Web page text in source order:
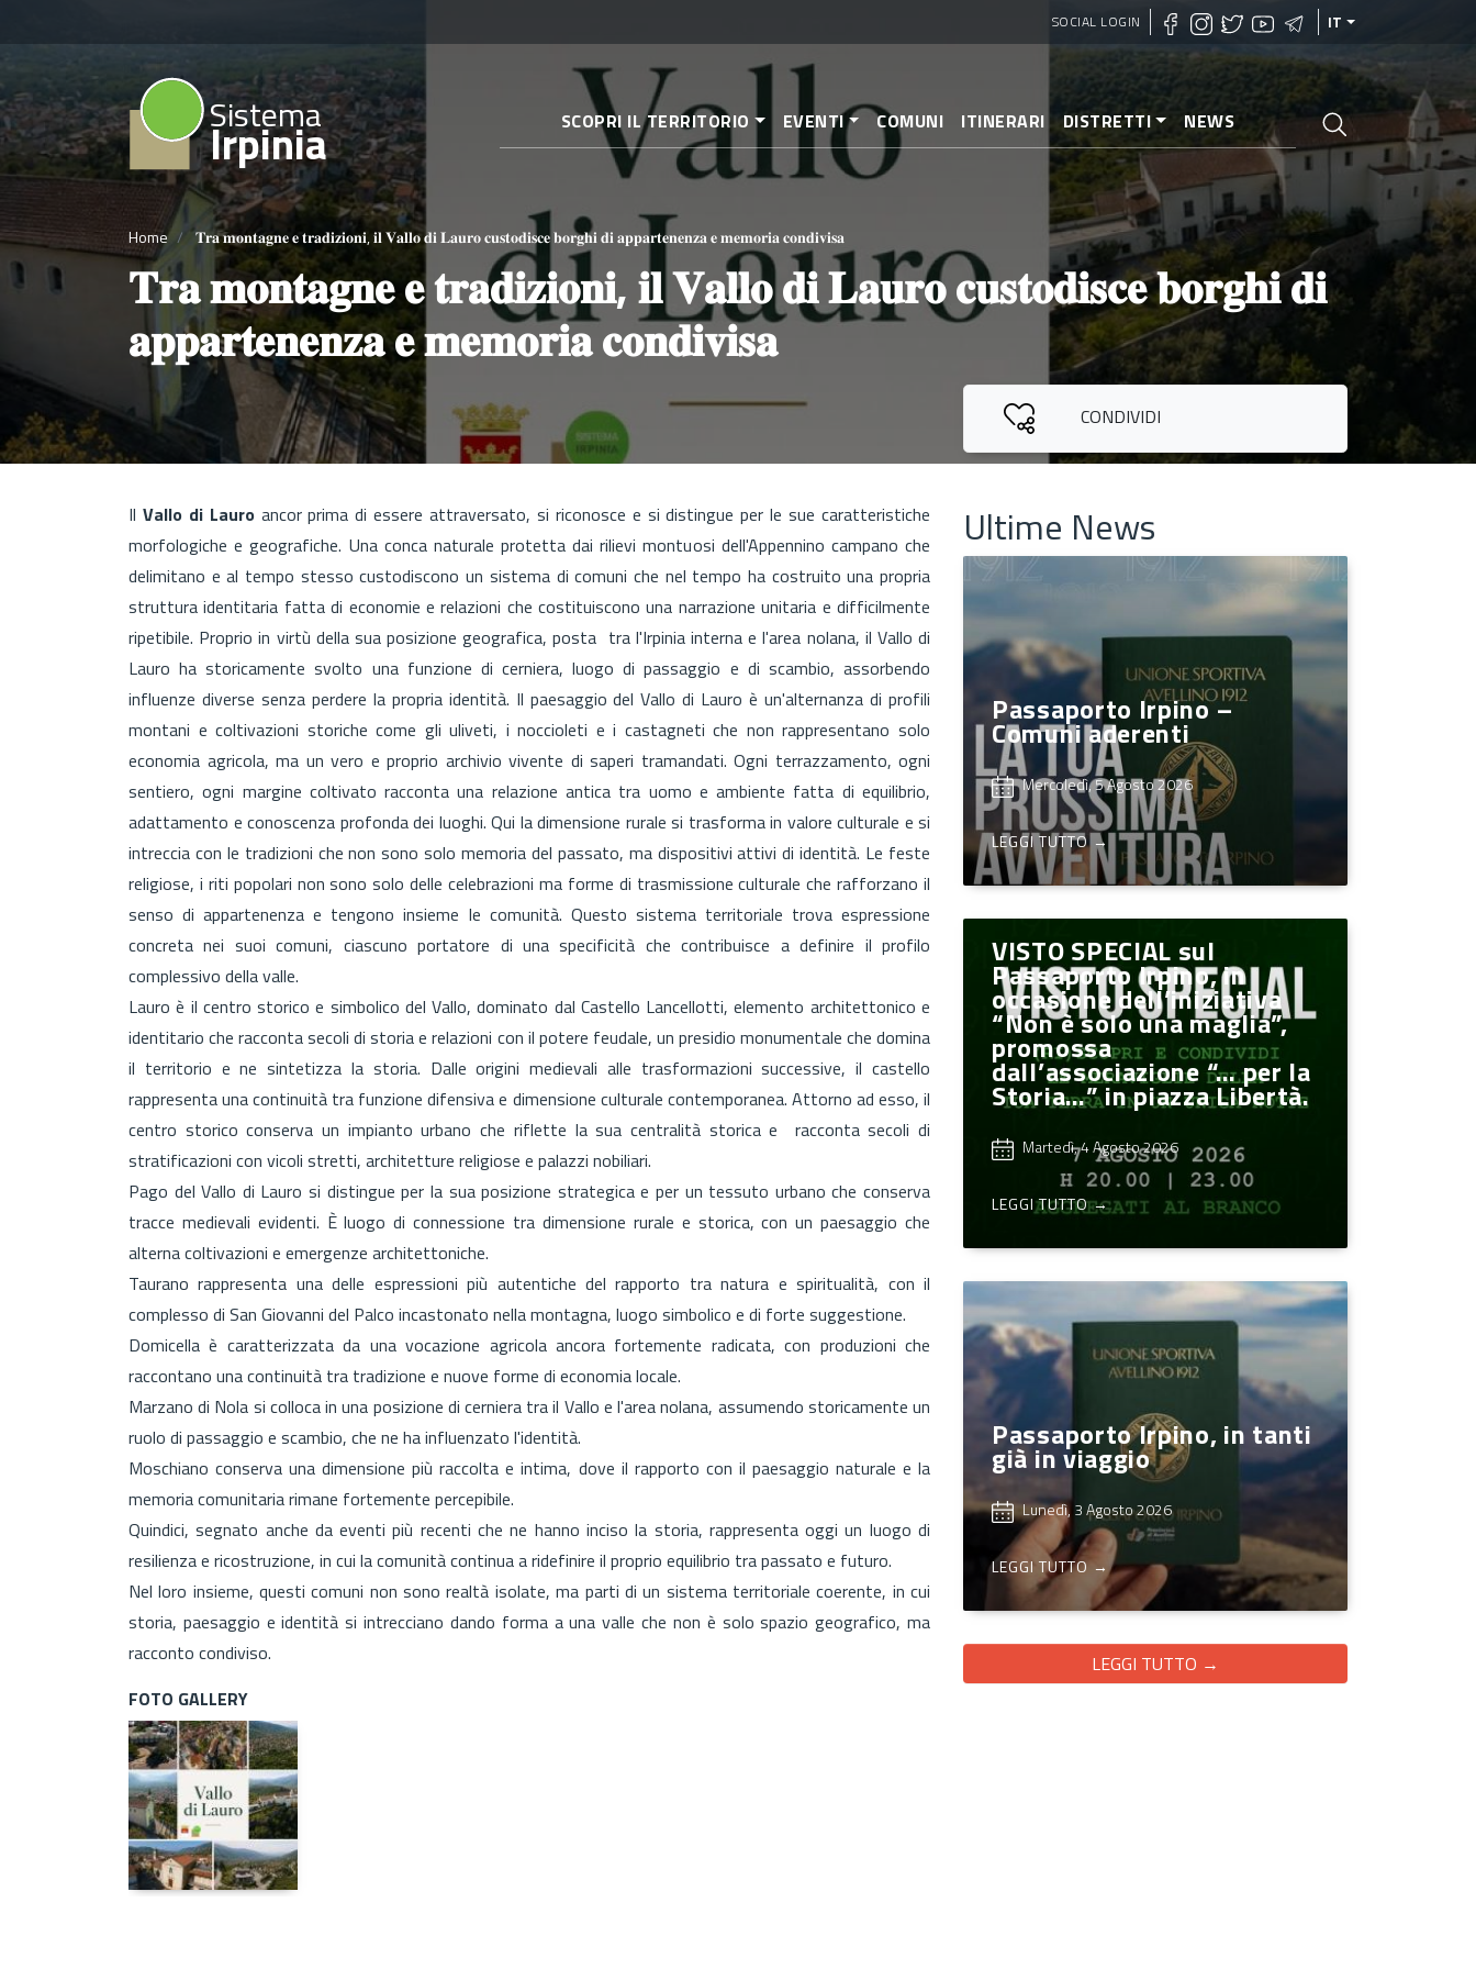
al
contenuto
SOCIAL LOGIN IT
Sistema
Irpinia SCOPRI IL TERRITORIO EVENTI COMUNI ITINERARI DISTRETTI NEWS
Home 𝐓𝐫𝐚 𝐦𝐨𝐧𝐭𝐚𝐠𝐧𝐞 𝐞 𝐭𝐫𝐚𝐝𝐢𝐳𝐢𝐨𝐧𝐢, 𝐢𝐥 𝐕𝐚𝐥𝐥𝐨 𝐝𝐢 𝐋𝐚𝐮𝐫𝐨 𝐜𝐮𝐬𝐭𝐨𝐝𝐢𝐬𝐜𝐞 𝐛𝐨𝐫𝐠𝐡𝐢 𝐝𝐢 𝐚𝐩𝐩𝐚𝐫𝐭𝐞𝐧𝐞𝐧𝐳𝐚 𝐞 𝐦𝐞𝐦𝐨𝐫𝐢𝐚 𝐜𝐨𝐧𝐝𝐢𝐯𝐢𝐬𝐚
𝐓𝐫𝐚 𝐦𝐨𝐧𝐭𝐚𝐠𝐧𝐞 𝐞 𝐭𝐫𝐚𝐝𝐢𝐳𝐢𝐨𝐧𝐢, 𝐢𝐥 𝐕𝐚𝐥𝐥𝐨 𝐝𝐢 𝐋𝐚𝐮𝐫𝐨 𝐜𝐮𝐬𝐭𝐨𝐝𝐢𝐬𝐜𝐞 𝐛𝐨𝐫𝐠𝐡𝐢 𝐝𝐢
𝐚𝐩𝐩𝐚𝐫𝐭𝐞𝐧𝐞𝐧𝐳𝐚 𝐞 𝐦𝐞𝐦𝐨𝐫𝐢𝐚 𝐜𝐨𝐧𝐝𝐢𝐯𝐢𝐬𝐚
Il Vallo di Lauroancor prima di essere attraversato, si riconosce e si distingue per le sue caratteristiche
morfologiche e geografiche. Una conca naturale protetta dai rilievi montuosi dell'Appennino campano che
delimitano e al tempo stesso custodiscono un sistema di comuni che nel tempo ha costruito una propria
struttura identitaria fatta di economie e relazioni che costituiscono una narrazione unitaria e difficilmente
ripetibile. Proprio in virtù della sua posizione geografica, posta tra l'Irpinia interna e l'area nolana, il Vallo di
Lauro ha storicamente svolto una funzione di cerniera, luogo di passaggio e di scambio, assorbendo
influenze diverse senza perdere la propria identità. Il paesaggio del Vallo di Lauro è un'alternanza di profili
montani e coltivazioni storiche come gli uliveti, i noccioleti e i castagneti che non rappresentano solo
economia agricola, ma un vero e proprio archivio vivente di saperi tramandati. Ogni terrazzamento, ogni
sentiero, ogni margine coltivato racconta una relazione antica tra uomo e ambiente fatta di equilibrio,
adattamento e conoscenza profonda dei luoghi. Qui la dimensione rurale si trasforma in valore culturale e si
intreccia con le tradizioni che non sono solo memoria del passato, ma dispositivi attivi di identità. Le feste
religiose, i riti popolari non sono solo delle celebrazioni ma forme di trasmissione culturale che rafforzano il
senso di appartenenza e tengono insieme le comunità. Questo sistema territoriale trova espressione
concreta nei suoi comuni, ciascuno portatore di una specificità che contribuisce a definire il profilo
complessivo della valle.
Lauro è il centro storico e simbolico del Vallo, dominato dal Castello Lancellotti, elemento architettonico e
identitario che racconta secoli di storia e relazioni con il potere feudale, un presidio monumentale che domina
il territorio e ne sintetizza la storia. Dalle origini medievali alle trasformazioni successive, il castello
rappresenta una continuità tra funzione difensiva e dimensione culturale contemporanea. Attorno ad esso, il
centro storico conserva un impianto urbano che riflette la sua centralità storica e racconta secoli di
stratificazioni con vicoli stretti, architetture religiose e palazzi nobiliari.
Pago del Vallo di Lauro si distingue per la sua posizione strategica e per un tessuto urbano che conserva
tracce medievali evidenti. È luogo di connessione tra dimensione rurale e storica, con un paesaggio che
alterna coltivazioni e emergenze architettoniche.
Taurano rappresenta una delle espressioni più autentiche del rapporto tra natura e spiritualità, con il
complesso di San Giovanni del Palco incastonato nella montagna, luogo simbolico e di forte suggestione.
Domicella è caratterizzata da una vocazione agricola ancora fortemente radicata, con produzioni che
raccontano una continuità tra tradizione e nuove forme di economia locale.
Marzano di Nola si colloca in una posizione di cerniera tra il Vallo e l'area nolana, assumendo storicamente un
ruolo di passaggio e scambio, che ne ha influenzato l'identità.
Moschiano conserva una dimensione più raccolta e intima, dove il rapporto con il paesaggio naturale e la
memoria comunitaria rimane fortemente percepibile.
Quindici, segnato anche da eventi più recenti che ne hanno inciso la storia, rappresenta oggi un luogo di
resilienza e ricostruzione, in cui la comunità continua a ridefinire il proprio equilibrio tra passato e futuro.
Nel loro insieme, questi comuni non sono realtà isolate, ma parti di un sistema territoriale coerente, in cui
storia, paesaggio e identità si intrecciano dando forma a una valle che non è solo spazio geografico, ma
racconto condiviso.
FOTO GALLERY
CONDIVIDI
Ultime News
Passaporto Irpino –
Comuni aderenti
Mercoledì, 5 Agosto 2026
LEGGI TUTTO →
VISTO SPECIAL sul
Passaporto Irpino, in
occasione dell’iniziativa
“Non è solo una maglia”,
promossa
dall’associazione “… per la
Storia…” in piazza Libertà.
Martedì, 4 Agosto 2026
LEGGI TUTTO →
Passaporto Irpino, in tanti
già in viaggio
Lunedì, 3 Agosto 2026
LEGGI TUTTO →
LEGGI TUTTO →